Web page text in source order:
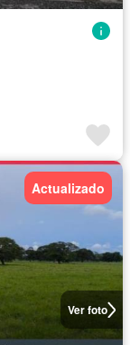
Ver foto
Actualizado